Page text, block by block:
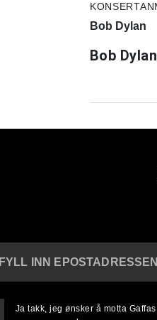
Bob Dylan
Bob
FYLL INN
Ja takk, jeg ønsker å motta